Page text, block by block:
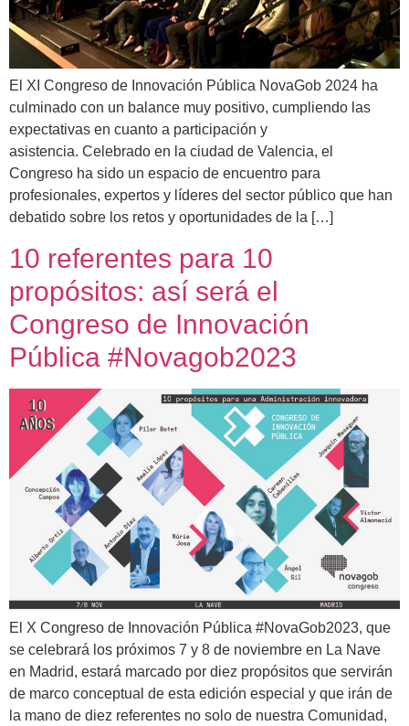
El XI Congreso de Innovación Pública NovaGob 2024 ha
culminado con un balance muy positivo, cumpliendo las
expectativas en cuanto a participación y
asistencia. Celebrado en la ciudad de Valencia, el
Congreso ha sido un espacio de encuentro para
profesionales, expertos y líderes del sector público que han
debatido sobre los retos y oportunidades de la […]
10 referentes para 10
propósitos: así será el
Congreso de Innovación
Pública #Novagob2023
El X Congreso de Innovación Pública #NovaGob2023, que
se celebrará los próximos 7 y 8 de noviembre en La Nave
en Madrid, estará marcado por diez propósitos que servirán
de marco conceptual de esta edición especial y que irán de
la mano de diez referentes no solo de nuestra Comunidad,